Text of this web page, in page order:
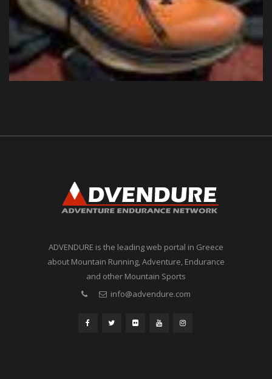
ADVENDURE is the leading web portal in Greece
about Mountain Running, Adventure, Endurance
and other Mountain Sports
info@advendure.com